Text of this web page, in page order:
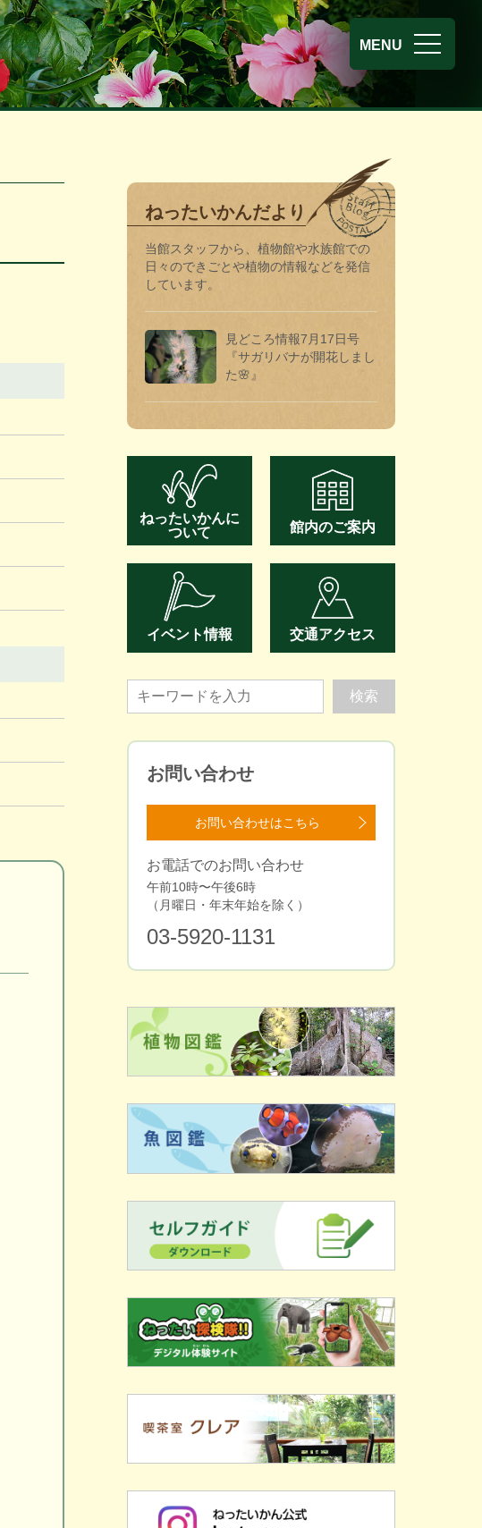
熱帯環境植
MENU
ねったいかんだより
当館スタッフから、植物館や水族館での
日々のできごとや植物の情報などを発信
しています。
見どころ情報7月17日号
『サガリバナが開花しまし
た🌸』
ねったいかんに
ついて
館内のご案内
イベント情報 交通アクセス
お問い合わせ
お問い合わせはこちら
お電話でのお問い合わせ
午前10時〜午後6時
（⽉曜⽇・年末年始を除く）
03-5920-1131